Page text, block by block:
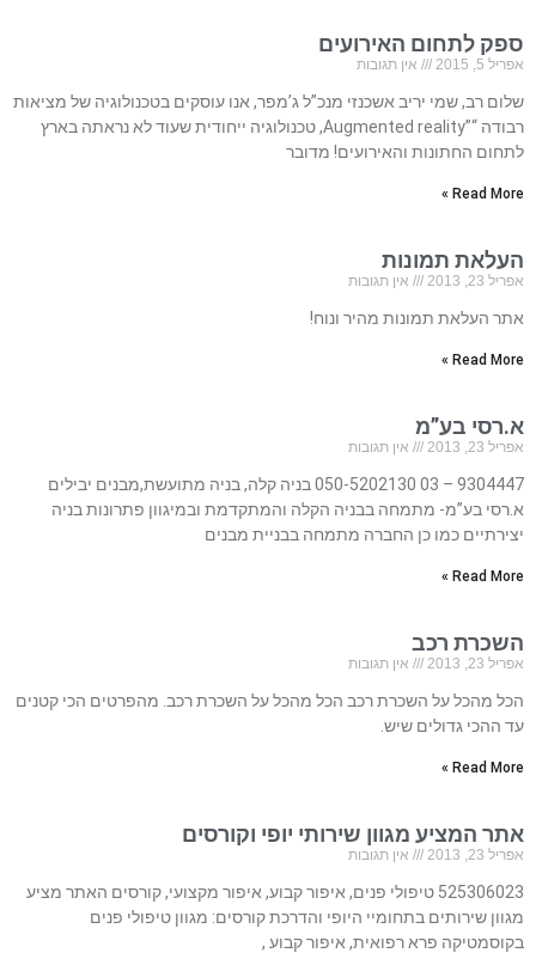
ספק לתחום האירועים
אפריל 5, 2015 אין תגובות
שלום רב, שמי יריב אשכנזי מנכ”ל ג’מפר, אנו עוסקים בטכנולוגיה של מציאות
רבודה “”Augmented reality, טכנולוגיה ייחודית שעוד לא נראתה בארץ
לתחום החתונות והאירועים! מדובר
Read More »
העלאת תמונות
אפריל 23, 2013 אין תגובות
אתר העלאת תמונות מהיר ונוח!
Read More »
א.רסי בע”מ
אפריל 23, 2013 אין תגובות
9304447 – 03 050-5202130 בניה קלה, בניה מתועשת,מבנים יבילים
א.רסי בע”מ- מתמחה בבניה הקלה והמתקדמת ובמיגוון פתרונות בניה
יצירתיים כמו כן החברה מתמחה בבניית מבנים
Read More »
השכרת רכב
אפריל 23, 2013 אין תגובות
הכל מהכל על השכרת רכב הכל מהכל על השכרת רכב. מהפרטים הכי קטנים
עד ההכי גדולים שיש.
Read More »
אתר המציע מגוון שירותי יופי וקורסים
אפריל 23, 2013 אין תגובות
525306023 טיפולי פנים, איפור קבוע, איפור מקצועי, קורסים האתר מציע
מגוון שירותים בתחומיי היופי והדרכת קורסים: מגוון טיפולי פנים
בקוסמטיקה פרא רפואית, איפור קבוע ,